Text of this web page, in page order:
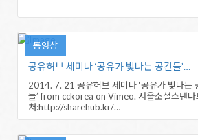
동영상
공유허브 세미나 ‘공유가 빛나는 공간들’…
2014. 7. 21 공유허브 세미나 ‘공유가 빛나는
들’ from cckorea on Vimeo. 서울소셜스
처:http://sharehub.kr/…